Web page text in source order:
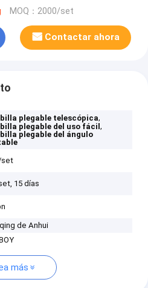
MOQ：2000/set
Contactar ahora
plegable telescópica,
plegable del uso fácil,
plegable del ángulo
set
15 días
de Anhui
más